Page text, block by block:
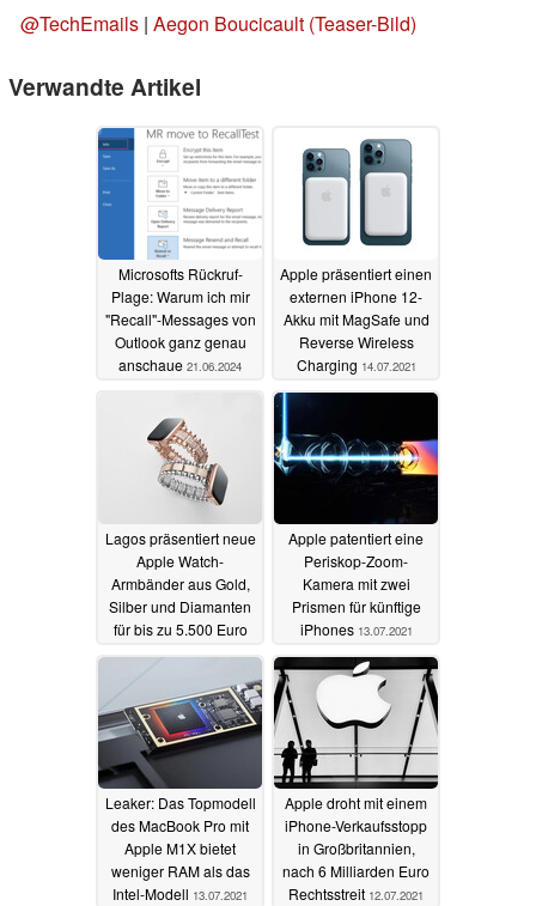
@TechEmails | Aegon Boucicault (Teaser-Bild)
Verwandte Artikel
Microsofts Rückruf-
Plage: Warum ich mir
"Recall"-Messages von
Outlook ganz genau
anschaue 21.06.2024
Apple präsentiert einen
externen iPhone 12-
Akku mit MagSafe und
Reverse Wireless
Charging 14.07.2021
Lagos präsentiert neue
Apple Watch-
Armbänder aus Gold,
Silber und Diamanten
für bis zu 5.500 Euro
13.07.2021
Apple patentiert eine
Periskop-Zoom-
Kamera mit zwei
Prismen für künftige
iPhones 13.07.2021
Leaker: Das Topmodell
des MacBook Pro mit
Apple M1X bietet
weniger RAM als das
Intel-Modell 13.07.2021
Apple droht mit einem
iPhone-Verkaufsstopp
in Großbritannien,
nach 6 Milliarden Euro
Rechtsstreit 12.07.2021